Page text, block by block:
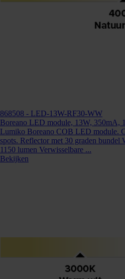
868508 - LED-13W-RF30-WW
Boreano LED module, 13W, 350mA,
Lumiko Boreano COB LED module.
spots. Reflector met 30 graden
1150 lumen Verwisselbare ...
Bekijken